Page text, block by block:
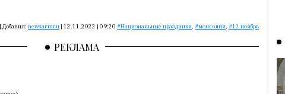
| Добавил: newsarmru | 12.11.2022 | 09:20 Национальные праздники, монголия, 12 ноябрь
РЕКЛАМА